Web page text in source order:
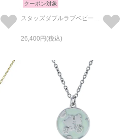
クーポン対象
スタッズダブルラブベビーリングネックレス シルバー / ペアネックレス
26,400